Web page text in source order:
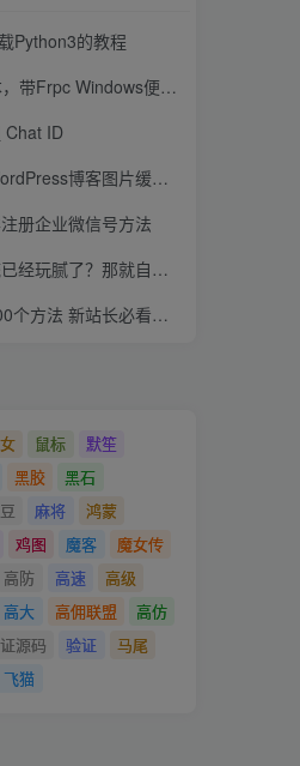
Python3的教程
Windows便捷启动脚本
Chat ID
存到阿里云OSS并开启数据库缓存加速
册企业微信号方法
就自己DD一个船新的系统吧！
方法 新站长必看教程
鼠标
默笙
黑胶
黑石
麻将
鸿蒙
鸡图 魔客
魔女传
高防 高速
高级
高大 高佣联盟
高仿
源码 验证
马尾
飞猫